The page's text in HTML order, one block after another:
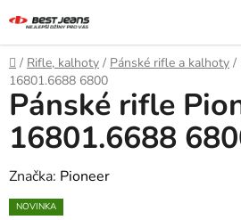
na
obsah
Domů
/ Rifle, kalhoty / Pánské rifle a kalhoty /
16801.6688 6800
Pánské rifle
16801.6688
Značka: Pioneer
NOVINKA